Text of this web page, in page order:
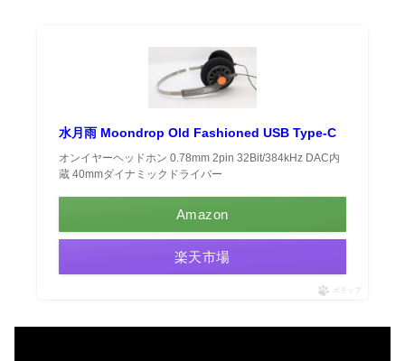
水月雨 Moondrop Old Fashioned USB Type-C
オンイヤーヘッドホン 0.78mm 2pin 32Bit/384kHz DAC内
蔵 40mmダイナミックドライバー
Amazon
楽天市場
ポチップ